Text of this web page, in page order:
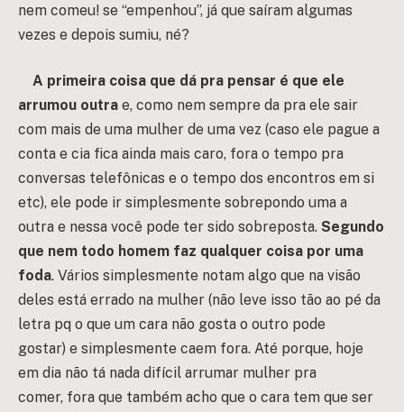
nem comeu! se “empenhou”, já que saíram algumas
vezes e depois sumiu, né?
A primeira coisa que dá pra pensar é que ele
arrumou outra e, como nem sempre da pra ele sair
com mais de uma mulher de uma vez (caso ele pague a
conta e cia fica ainda mais caro, fora o tempo pra
conversas telefônicas e o tempo dos encontros em si
etc), ele pode ir simplesmente sobrepondo uma a
outra e nessa você pode ter sido sobreposta. Segundo
que nem todo homem faz qualquer coisa por uma
foda. Vários simplesmente notam algo que na visão
deles está errado na mulher (não leve isso tão ao pé da
letra pq o que um cara não gosta o outro pode
gostar) e simplesmente caem fora. Até porque, hoje
em dia não tá nada difícil arrumar mulher pra
comer, fora que também acho que o cara tem que ser